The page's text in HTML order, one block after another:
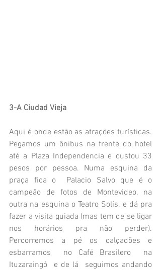
3-A Ciudad Vieja
Aqui é onde estão as atrações turísticas.
Pegamos um ônibus na frente do hotel
até a Plaza Independencia e custou 33
pesos por pessoa. Numa esquina da
praça fica o  Palacio Salvo que é o
campeão de fotos de Montevideo, na
outra na esquina o Teatro Solís, e dá pra
fazer a visita guiada (mas tem de se ligar
nos horários pra não perder).
Percorremos a pé os calçadões e
esbarramos  no Café Brasilero  na
Ituzaraingó  e de lá  seguimos andando